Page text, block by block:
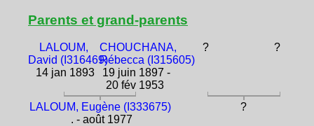
Parents et grand-parents
LALOUM,
David (I316469)
14 jan 1893
CHOUCHANA,
Rébecca (I315605)
19 juin 1897 -
20 fév 1953
? ?
LALOUM, Eugène (I333675)
. - août 1977
?